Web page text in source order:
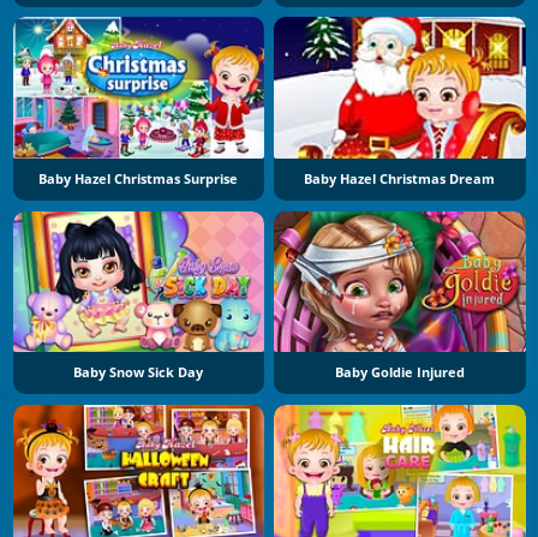
Baby Hazel Christmas Surprise Baby Hazel Christmas Dream
Baby Snow Sick Day Baby Goldie Injured